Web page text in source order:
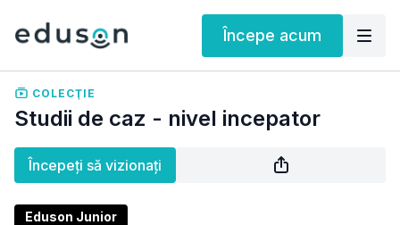
Începe acum
COLECŢIE
Studii de caz - nivel incepator
Începeți să vizionați
Eduson Junior